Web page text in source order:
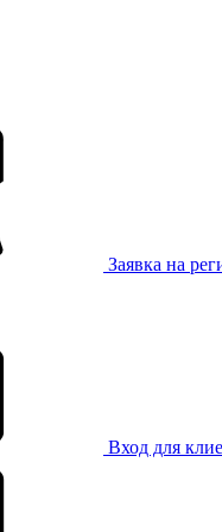
Заявка на
Вход для